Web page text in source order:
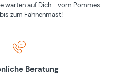
warten auf Dich - vom Pommes-
zum Fahnenmast!
Beratung